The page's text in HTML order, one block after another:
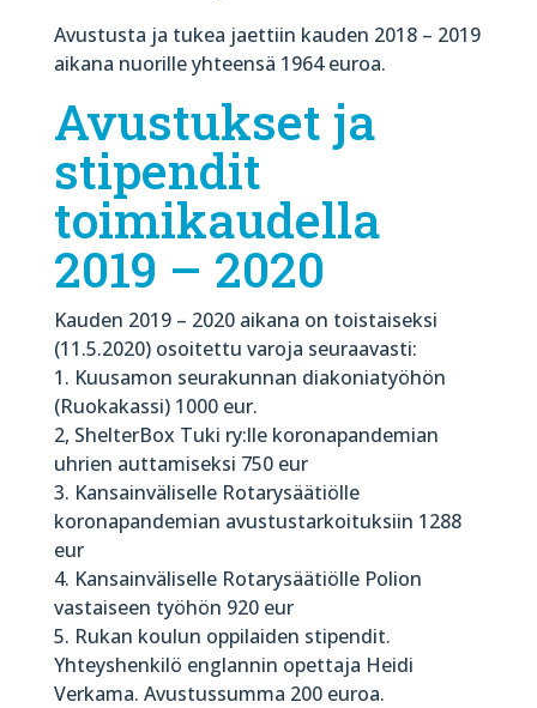
Avustusta ja tukea jaettiin kauden 2018 – 2019
aikana nuorille yhteensä 1964 euroa.
Avustukset ja
stipendit
toimikaudella
2019 – 2020
Kauden 2019 – 2020 aikana on toistaiseksi
(11.5.2020) osoitettu varoja seuraavasti:
1. Kuusamon seurakunnan diakoniatyöhön
(Ruokakassi) 1000 eur.
2, ShelterBox Tuki ry:lle koronapandemian
uhrien auttamiseksi 750 eur
3. Kansainväliselle Rotarysäätiölle
koronapandemian avustustarkoituksiin 1288
eur
4. Kansainväliselle Rotarysäätiölle Polion
vastaiseen työhön 920 eur
5. Rukan koulun oppilaiden stipendit.
Yhteyshenkilö englannin opettaja Heidi
Verkama. Avustussumma 200 euroa.